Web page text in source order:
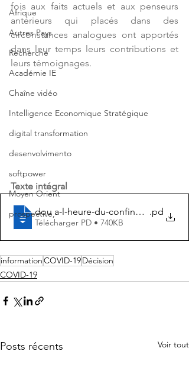
Afrique
Autres Pays
Recherche
Académie IE
Chaîne vidéo
Intelligence Economique Stratégique
digital transformation
desenvolvimento
softpower
Moyen Orient
prospective,
fois aux faits actuels et aux penseurs
antérieurs qui placés dans des
circonstances analogues ont apportés
dans leur temps leurs contributions et
leurs témoignages.
Texte intégral
dou a-l-heure-du-confinement-covid-
.pd
Télécharger PD • 740KB
informationCOVID-19Décision
COVID-19
Posts récents Voir tout